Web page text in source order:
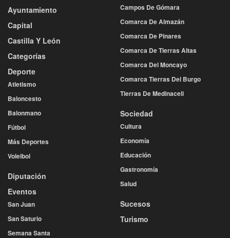
Ayuntamiento
Capital
Castilla Y León
Categorías
Deporte
Atletismo
Baloncesto
Balonmano
Fútbol
Más Deportes
Voleibol
Diputación
Eventos
San Juan
San Saturio
Semana Santa
Campos De Gómara
Comarca De Almazán
Comarca De Pinares
Comarca De Tierras Altas
Comarca Del Moncayo
Comarca Tierras Del Burgo
Tierras De Medinaceli
Sociedad
Cultura
Economía
Educación
Gastronomía
Salud
Sucesos
Turismo